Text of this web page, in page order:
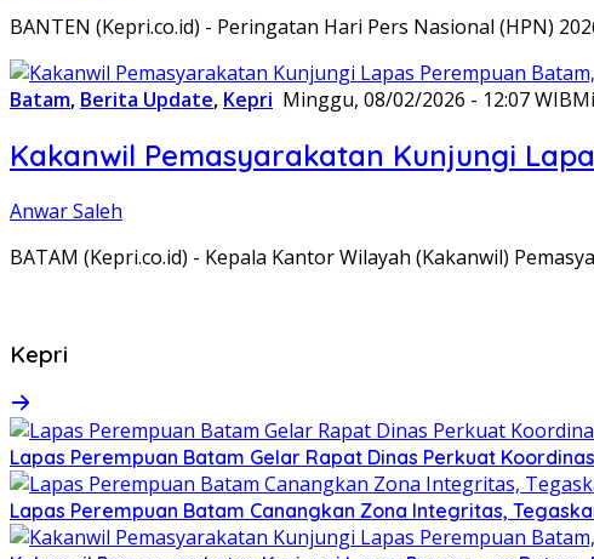
BANTEN (Kepri.co.id) - Peringatan Hari Pers Nasional (HPN)
Batam, Berita Update, Kepri Minggu, 08/02/2026 - 12:07 WIB
Kakanwil Pemasyarakatan Kunjungi
Anwar Saleh
BATAM (Kepri.co.id) - Kepala Kantor Wilayah (Kakanwil)
Kepri
Lapas Perempuan Batam Gelar Rapat Dinas Perkuat
Lapas Perempuan Batam Canangkan Zona Integritas,